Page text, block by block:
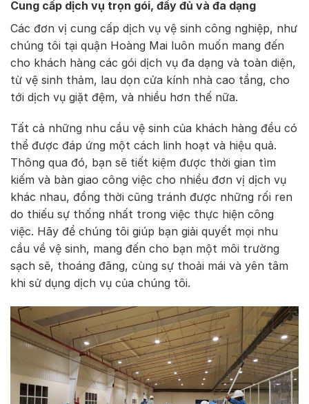
Cung cấp dịch vụ trọn gói, đầy đủ và đa dạng
Các đơn vị cung cấp dịch vụ vệ sinh công nghiệp, như
chúng tôi tại quận Hoàng Mai luôn muốn mang đến
cho khách hàng các gói dịch vụ đa dạng và toàn diện,
từ vệ sinh thảm, lau dọn cửa kính nhà cao tầng, cho
tới dịch vụ giặt đệm, và nhiều hơn thế nữa.
Tất cả những nhu cầu vệ sinh của khách hàng đều có
thể được đáp ứng một cách linh hoạt và hiệu quả.
Thông qua đó, bạn sẽ tiết kiệm được thời gian tìm
kiếm và bàn giao công việc cho nhiều đơn vị dịch vụ
khác nhau, đồng thời cũng tránh được những rối ren
do thiếu sự thống nhất trong việc thực hiện công
việc. Hãy để chúng tôi giúp bạn giải quyết mọi nhu
cầu về vệ sinh, mang đến cho bạn một môi trường
sạch sẽ, thoáng đãng, cùng sự thoải mái và yên tâm
khi sử dụng dịch vụ của chúng tôi.